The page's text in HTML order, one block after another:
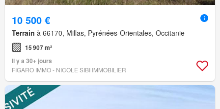
10 500 €
Terrain à 66170, Millas, Pyrénées-Orientales, Occitanie
15 907 m²
Il y a 30+ jours
FIGARO IMMO - NICOLE SIBI IMMOBILIER